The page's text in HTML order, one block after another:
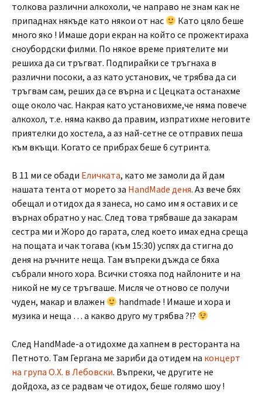
толкова различни алкохоли, че направо не знам как не
припаднах някъде като някои от нас
Като цяло беше
много яко ! Имаше дори екран на който се прожектираха
сноубордски филми. По някое време приятелите ми
решиха да си тръгват. Подпирайки се тръгнаха в
различни посоки, а аз като установих, че трябва да си
тръгвам сам, реших да се върна и с Цецката останахме
още около час. Накрая като установихме,че няма повече
алкохол, т.е. няма какво да правим, изпратихме неговите
приятелки до хостела, а аз най-сетне се отправих пеша
към вкъщи. Когато се прибрах беше 6 сутринта.
В 11 ми се обади Еличката, като ме замоли да й дам
нашата тента от морето за HandMade деня. Аз вече бях
обещал и отидох да я занеса, но само им я оставих и се
върнах обратно у нас. След това трябваше да закарам
сестра ми и Жоро до гарата, след което имах една среща
на пощата и чак тогава (към 15:30) успях да стигна до
деня на ръчните неща. Там въпреки дъжда се бяха
събрали много хора. Всички стояха под найлоните и на
никой не му се тръгваше. Мисля че отново се получи
чуден, макар и влажен
handmade ! Имаше и хора и
музика и неща … а какво друго му трябва ?!?
След HandMade-a отидохме да хапнем в ресторанта на
Петното. Там Гергана ме зариби да отидем на концерт
на група О.Х. в Лебовски. Въпреки, че другите не
дойдоха, аз се радвам че отидох, беше голямо шоу !